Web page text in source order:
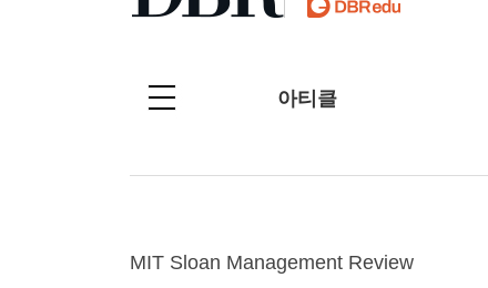
아티클
MIT Sloan Management Review